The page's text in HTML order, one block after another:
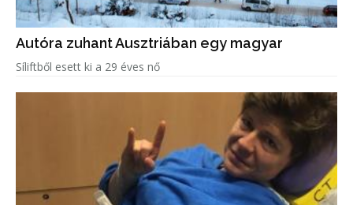
Autóra zuhant Ausztriában egy magyar
Síliftből esett ki a 29 éves nő